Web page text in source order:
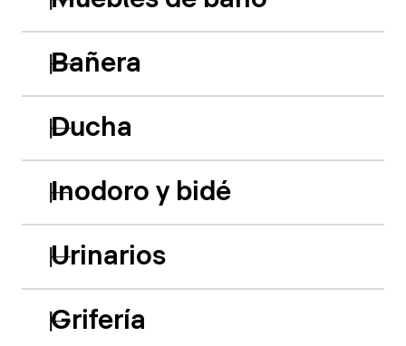
Bañera
Ducha
Inodoro y bidé
Urinarios
Grifería